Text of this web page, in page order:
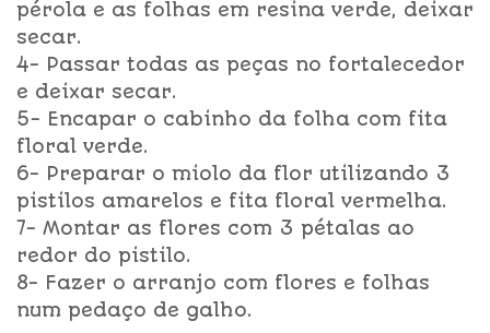
pérola e as folhas em resina verde, deixar
secar.
4- Passar todas as peças no fortalecedor
e deixar secar.
5- Encapar o cabinho da folha com fita
floral verde.
6- Preparar o miolo da flor utilizando 3
pistilos amarelos e fita floral vermelha.
7- Montar as flores com 3 pétalas ao
redor do pistilo.
8- Fazer o arranjo com flores e folhas
num pedaço de galho.